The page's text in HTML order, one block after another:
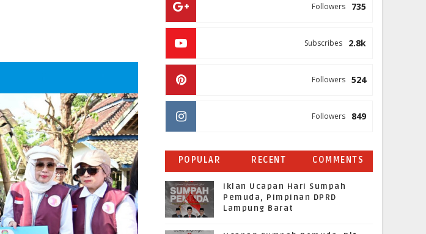
735
Followers
2.8k
Subscribes
524
Followers
849
Followers
POPULAR RECENT COMMENTS
Iklan Ucapan Hari Sumpah
Pemuda, Pimpinan DPRD
Lampung Barat